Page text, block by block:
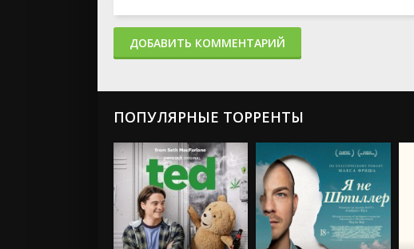
ДОБАВИТЬ КОММЕНТАРИЙ
ПОПУЛЯРНЫЕ ТОРРЕНТЫ